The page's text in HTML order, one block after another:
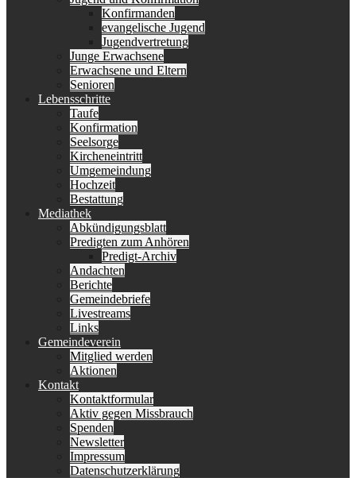
Konfirmanden
evangelische Jugend
Jugendvertretung
Junge Erwachsene
Erwachsene und Eltern
Senioren
Lebensschritte
Taufe
Konfirmation
Seelsorge
Kircheneintritt
Umgemeindung
Hochzeit
Bestattung
Mediathek
Abkündigungsblatt
Predigten zum Anhören
Predigt-Archiv
Andachten
Berichte
Gemeindebriefe
Livestreams
Links
Gemeindeverein
Mitglied werden
Aktionen
Kontakt
Kontaktformular
Aktiv gegen Missbrauch
Spenden
Newsletter
Impressum
Datenschutzerklärung